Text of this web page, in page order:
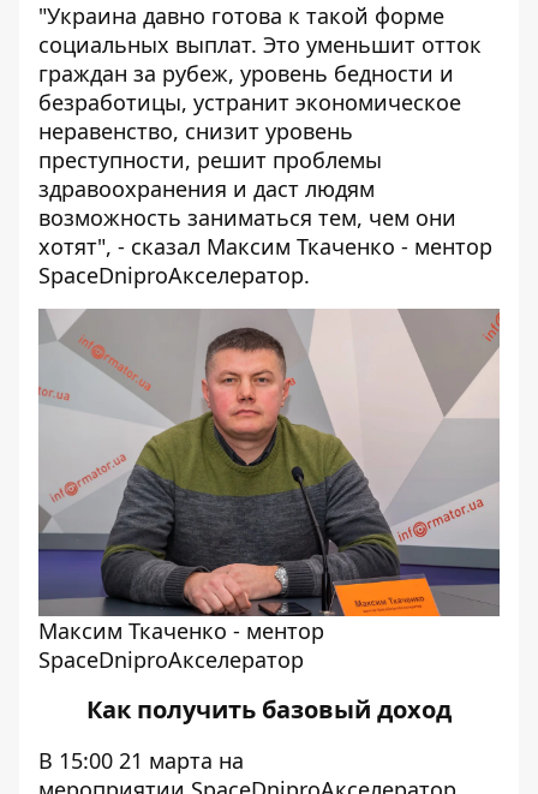
"Украина давно готова к такой форме
социальных выплат. Это уменьшит отток
граждан за рубеж, уровень бедности и
безработицы, устранит экономическое
неравенство, снизит уровень
преступности, решит проблемы
здравоохранения и даст людям
возможность заниматься тем, чем они
хотят", - сказал Максим Ткаченко - ментор
SpaceDniproАкселератор.
Максим Ткаченко - ментор
SpaceDniproАкселератор
Как получить базовый доход
В 15:00 21 марта на